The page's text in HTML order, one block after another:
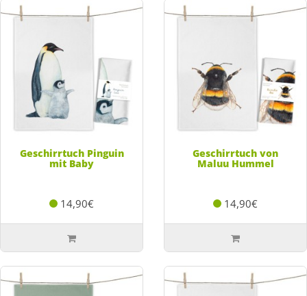
Geschirrtuch Pinguin
mit Baby
14,90€
Geschirrtuch von
Maluu Hummel
14,90€